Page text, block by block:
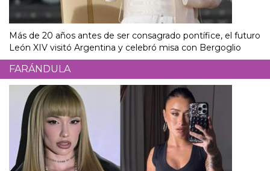
Más de 20 años antes de ser consagrado pontífice, el futuro
León XIV visitó Argentina y celebró misa con Bergoglio
FARÁNDULA